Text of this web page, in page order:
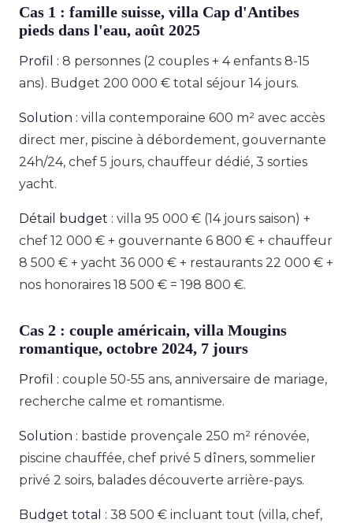
Cas 1 : famille suisse, villa Cap d'Antibes
pieds dans l'eau, août 2025
Profil : 8 personnes (2 couples + 4 enfants 8-15
ans). Budget 200 000 € total séjour 14 jours.
Solution : villa contemporaine 600 m² avec accès
direct mer, piscine à débordement, gouvernante
24h/24, chef 5 jours, chauffeur dédié, 3 sorties
yacht.
Détail budget : villa 95 000 € (14 jours saison) +
chef 12 000 € + gouvernante 6 800 € + chauffeur
8 500 € + yacht 36 000 € + restaurants 22 000 € +
nos honoraires 18 500 € = 198 800 €.
Cas 2 : couple américain, villa Mougins
romantique, octobre 2024, 7 jours
Profil : couple 50-55 ans, anniversaire de mariage,
recherche calme et romantisme.
Solution : bastide provençale 250 m² rénovée,
piscine chauffée, chef privé 5 dîners, sommelier
privé 2 soirs, balades découverte arrière-pays.
Budget total : 38 500 € incluant tout (villa, chef,